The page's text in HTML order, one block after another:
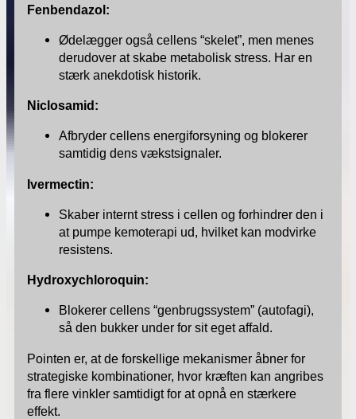
Fenbendazol:
Ødelægger også cellens “skelet”, men menes
derudover at skabe metabolisk stress. Har en
stærk anekdotisk historik.
Niclosamid:
Afbryder cellens energiforsyning og blokerer
samtidig dens vækstsignaler.
Ivermectin:
Skaber internt stress i cellen og forhindrer den i
at pumpe kemoterapi ud, hvilket kan modvirke
resistens.
Hydroxychloroquin:
Blokerer cellens “genbrugssystem” (autofagi),
så den bukker under for sit eget affald.
Pointen er, at de forskellige mekanismer åbner for
strategiske kombinationer, hvor kræften kan angribes
fra flere vinkler samtidigt for at opnå en stærkere
effekt.